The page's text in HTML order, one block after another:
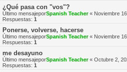
¿Qué pasa con "vos"?
Último mensajeporSpanish Teacher« Noviembre
Respuestas: 1
Ponerse, volverse, hacerse
Último mensajeporSpanish Teacher« Noviembre
Respuestas: 1
me desayuno
Último mensajeporSpanish Teacher« Octubre 2,
Respuestas: 1